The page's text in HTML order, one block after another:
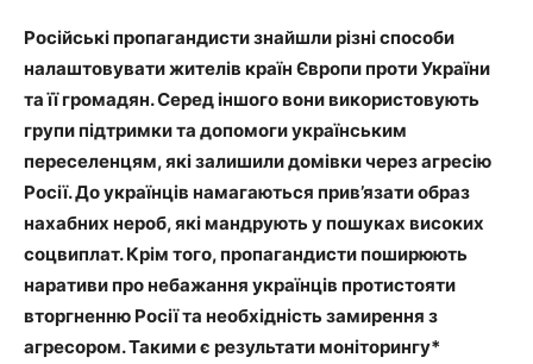
Російські пропагандисти знайшли різні способи
налаштовувати жителів країн Європи проти України
та її громадян. Серед іншого вони використовують
групи підтримки та допомоги українським
переселенцям, які залишили домівки через агресію
Росії. До українців намагаються прив’язати образ
нахабних нероб, які мандрують у пошуках високих
соцвиплат. Крім того, пропагандисти поширюють
наративи про небажання українців протистояти
вторгненню Росії та необхідність замирення з
агресором. Такими є результати моніторингу*